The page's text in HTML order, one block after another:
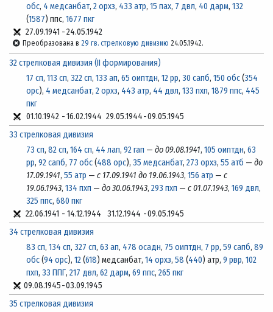
обс, 4 медсанбат, 2 орхз, 433 атр, 15 пах, 7 двл, 40 дарм, 132
(1587) ппс, 1677 пкг
27.09.1941 -24.05.1942
Преобразована в29 гв. стрелковую дивизию 24.05.1942.
32 стрелковая дивизия (II формирования)
17 сп, 113 сп, 322 сп, 133 ап, 65 оиптдн, 12 рр, 30 сапб, 150 обс(354
орс), 4 медсанбат, 2 орхз, 443 атр, 44 двл, 133 пхп, 1879 ппс, 445
пкг
01.10.1942 -16.02.1944 29.05.1944-09.05.1945
33 стрелковая дивизия
73 сп, 82 сп, 164 сп, 44 лап, 92 гап — до 09.08.1941, 105 оиптдн, 63
рр, 92 сапб, 77 обс(488 орс), 35 медсанбат, 273 орхз, 55 атб — до
17.09.1941, 55 атр — с 17.09.1941 до 19.06.1943, 156 атр — с
19.06.1943, 134 пхп — до 30.06.1943, 293 пхп — с 01.07.1943, 169 двл,
325 ппс, 680 пкг
22.06.1941 - 14.12.1944 31.12.1944 -09.05.1945
34 стрелковая дивизия
83 сп, 134 сп, 327 сп, 63 ап, 478 осадн, 75 оиптдн, 7 рр, 59 сапб, 89
обс(94 орс), 12(618) медсанбат, 14 орхз, 58 (440) атр, 9 рвр, 102
пхп, 33 ППГ, 217 двл, 62 дарм, 69 ппс, 265 пкг
09.08.1945-03.09.1945
35 стрелковая дивизия